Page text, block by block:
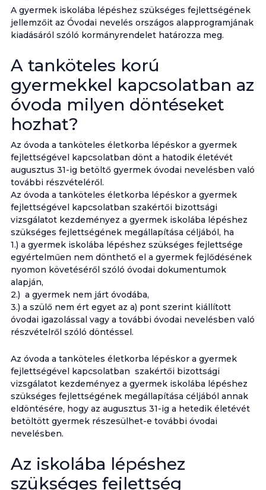
A gyermek iskolába lépéshez szükséges fejlettségének
jellemzőit az Óvodai nevelés országos alapprogramjának
kiadásáról szóló kormányrendelet határozza meg.
A tanköteles korú
gyermekkel kapcsolatban az
óvoda milyen döntéseket
hozhat?
Az óvoda a tanköteles életkorba lépéskor a gyermek
fejlettségével kapcsolatban dönt a hatodik életévét
augusztus 31-ig betöltő gyermek óvodai nevelésben való
további részvételéről.
Az óvoda a tanköteles életkorba lépéskor a gyermek
fejlettségével kapcsolatban szakértői bizottsági
vizsgálatot kezdeményez a gyermek iskolába lépéshez
szükséges fejlettségének megállapítása céljából, ha
1.) a gyermek iskolába lépéshez szükséges fejlettsége
egyértelműen nem dönthető el a gyermek fejlődésének
nyomon követéséről szóló óvodai dokumentumok
alapján,
2.) a gyermek nem járt óvodába,
3.) a szülő nem ért egyet az a) pont szerint kiállított
óvodai igazolással vagy a további óvodai nevelésben való
részvételről szóló döntéssel.
Az óvoda a tanköteles életkorba lépéskor a gyermek
fejlettségével kapcsolatban szakértői bizottsági
vizsgálatot kezdeményez a gyermek iskolába lépéshez
szükséges fejlettségének megállapítása céljából annak
eldöntésére, hogy az augusztus 31-ig a hetedik életévét
betöltött gyermek részesülhet-e további óvodai
nevelésben.
Az iskolába lépéshez
szükséges fejlettség